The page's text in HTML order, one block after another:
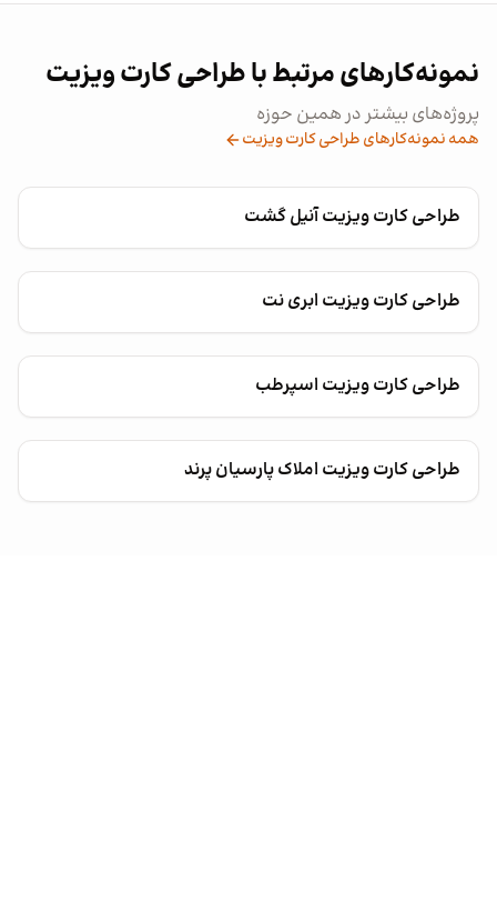
نمونه‌کارهای مرتبط با طراحی کارت ویزیت
پروژه‌های بیشتر در همین حوزه
همه نمونه‌کارهای طراحی کارت ویزیت
طراحی کارت ویزیت آنیل گشت
طراحی کارت ویزیت ابری نت
طراحی کارت ویزیت اسپرطب
طراحی کارت ویزیت املاک پارسیان پرند